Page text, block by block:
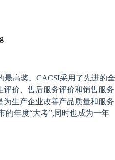
最高奖。CACSI采用了先进的全
价、售后服务评价和销售服务
生产企业改善产品质量和服务
的年度“大考”,同时也成为一年